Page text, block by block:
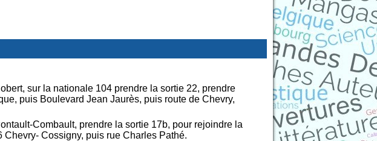
sur la nationale 104 prendre la sortie 22, prendre
puis Boulevard Jean Jaurès, puis route de Chevry,
Combault, prendre la sortie 17b, pour rejoindre la
Cossigny, puis rue Charles Pathé.